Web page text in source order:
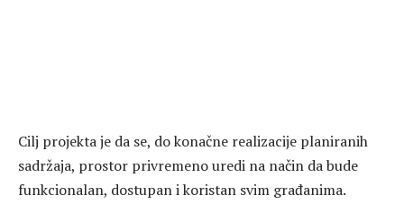
Cilj projekta je da se, do konačne realizacije planiranih
sadržaja, prostor privremeno uredi na način da bude
funkcionalan, dostupan i koristan svim građanima.